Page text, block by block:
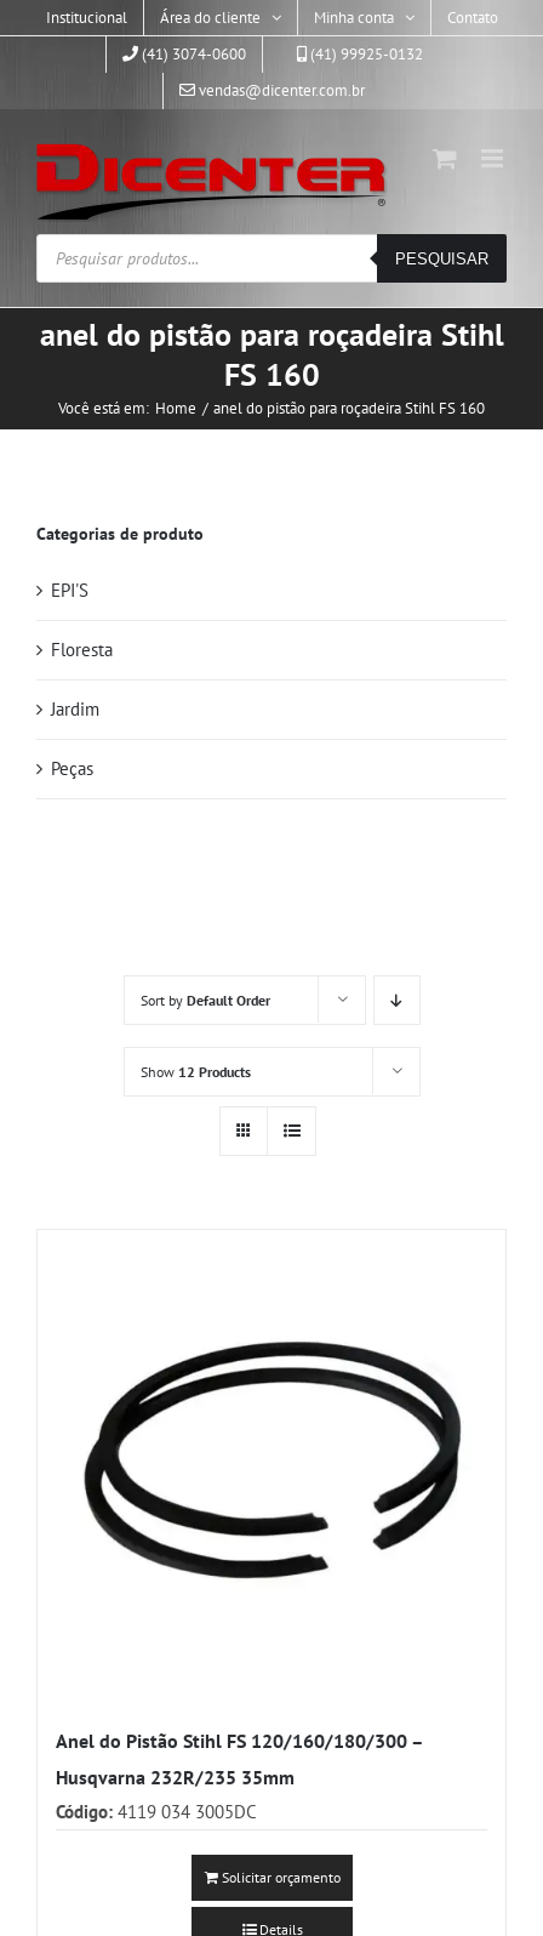
Institucional Área do cliente Minha conta
Contato
(41) 3074-0600
(41) 99925-0132
vendas@dicenter.com.br
Pesquisar
produtos
PESQUISAR
anel do pistão para roçadeira Stihl
FS 160
Você está em: Home anel do pistão para roçadeira Stihl FS 160
Sort by Default Order
Show 12 Products
Anel do Pistão Stihl FS 120/160/180/300 –
Husqvarna 232R/235 35mm
Código: 4119 034 3005DC
Solicitar orçamento
Details
Categorias de produto
EPI'S
Floresta
Jardim
Peças